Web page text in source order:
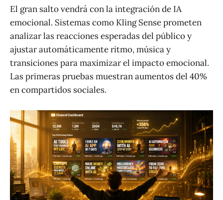
El gran salto vendrá con la integración de IA
emocional. Sistemas como Kling Sense prometen
analizar las reacciones esperadas del público y
ajustar automáticamente ritmo, música y
transiciones para maximizar el impacto emocional.
Las primeras pruebas muestran aumentos del 40%
en compartidos sociales.